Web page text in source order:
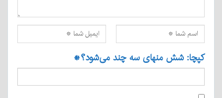
کپچا: شش منهای سه چند می‌شود؟*